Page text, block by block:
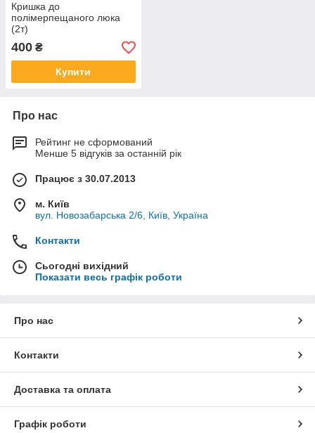
Кришка до
полімерпещаного люка
(2т)
400 ₴
Купити
Про нас
Рейтинг не сформований
Менше 5 відгуків за останній рік
Працює з 30.07.2013
м. Київ
вул. Новозабарська 2/6, Київ, Україна
Контакти
Сьогодні вихідний
Показати весь графік роботи
Про нас
Контакти
Доставка та оплата
Графік роботи